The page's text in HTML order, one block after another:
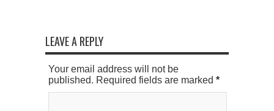
LEAVE A REPLY
Your email address will not be
published. Required fields are marked *